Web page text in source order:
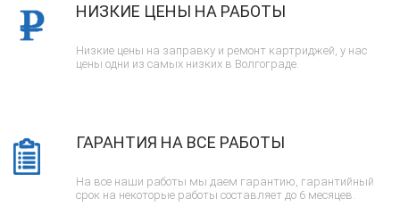
НИЗКИЕ ЦЕНЫ НА РАБОТЫ
Низкие цены на заправку и ремонт картриджей, у нас
цены одни из самых низких в Волгограде.
ГАРАНТИЯ НА ВСЕ РАБОТЫ
На все наши работы мы даем гарантию, гарантийный
срок на некоторые работы составляет до 6 месяцев.